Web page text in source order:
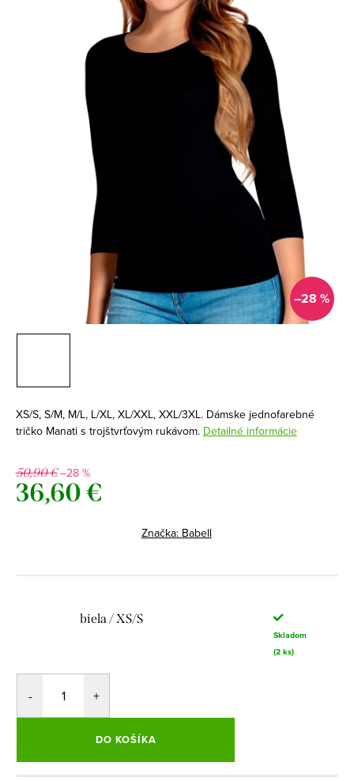
–28 %
XS/S, S/M, M/L, L/XL, XL/XXL, XXL/3XL. Dámske jednofarebné
tričko Manati s trojštvrťovým rukávom. Detailné informácie
50,90 €–28 %
36,60 €
Značka: Babell
biela / XS/S
Skladom
(2 ks)
DO KOŠÍKA